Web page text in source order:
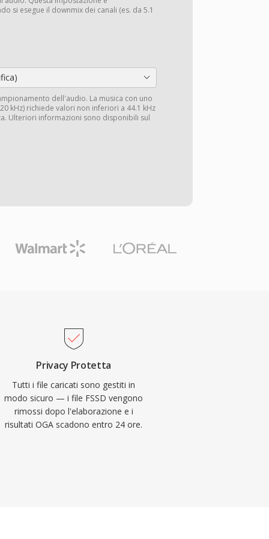
si esegue il downmix dei canali (es. da 5.1
dell'audio. La musica con uno
kHz) richiede valori non inferiori a 44.1 kHz
Ulteriori informazioni sono disponibili sul
Privacy Protetta
Tutti i file caricati sono gestiti in
modo sicuro — i file FSSD vengono
rimossi dopo l'elaborazione e i
risultati OGA scadono entro 24 ore.